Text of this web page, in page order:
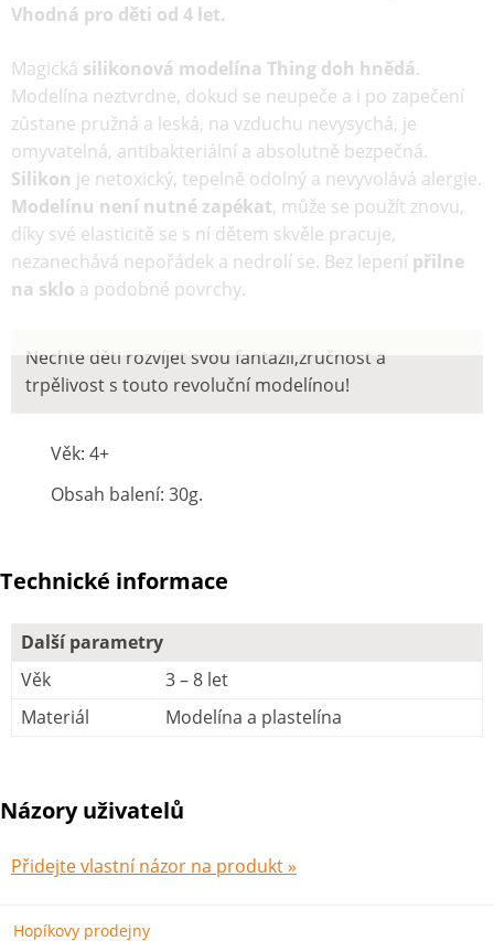
Vhodná pro děti od 4 let.
Magická silikonová modelína Thing doh hnědá.
Modelína neztvrdne, dokud se neupeče a i po zapečení
zůstane pružná a leská, na vzduchu nevysychá, je
omyvatelná, antibakteriální a absolutně bezpečná.
Silikon je netoxický, tepelně odolný a nevyvolává alergie.
Modelínu není nutné zapékat, může se použít znovu,
díky své elasticitě se s ní dětem skvěle pracuje,
nezanechává nepořádek a nedrolí se. Bez lepení přilne
na sklo a podobné povrchy.
Nechte děti rozvíjet svou fantazii,zručnost a
trpělivost s touto revoluční modelínou!
Věk: 4+
Obsah balení: 30g.
Technické informace
Další parametry
Věk
3 – 8 let
Materiál
Modelína a plastelína
Názory uživatelů
Přidejte vlastní názor na produkt »
Hopíkovy prodejny